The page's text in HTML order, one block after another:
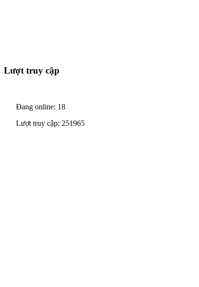
Lượt truy cập
Đang online: 18
Lượt truy cập: 251965